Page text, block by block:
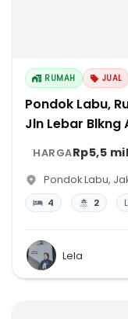
RUMAH JUAL
Pondok Labu,
Jln Lebar Blkng
HARGARp5,5
Pondok Labu,
4 2
Lela